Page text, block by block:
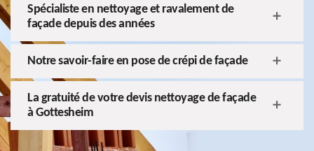
Spécialiste en nettoyage et ravalement de
façade depuis des années
Notre savoir-faire en pose de crépi de façade
La gratuité de votre devis nettoyage de façade
à Gottesheim